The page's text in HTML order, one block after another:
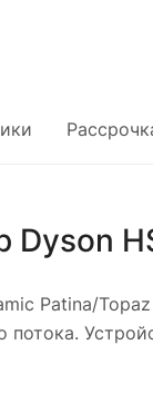
Dyson
Patina/Topaz
потока.